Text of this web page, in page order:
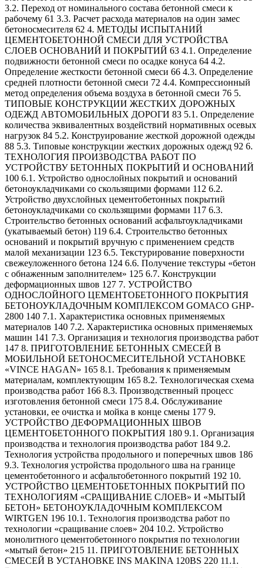
3.2. Переход от номинального состава бетонной смеси к
рабочему 61 3.3. Расчет расхода материалов на один замес
бетоносмесителя 62 4. МЕТОДЫ ИСПЫТАНИЙ
ЦЕМЕНТОБЕТОННОЙ СМЕСИ ДЛЯ УСТРОЙСТВА
СЛОЕВ ОСНОВАНИЙ И ПОКРЫТИЙ 63 4.1. Определение
подвижности бетонной смеси по осадке конуса 64 4.2.
Определение жесткости бетонной смеси 66 4.3. Определение
средней плотности бетонной смеси 72 4.4. Компрессионный
метод определения объема воздуха в бетонной смеси 76 5.
ТИПОВЫЕ КОНСТРУКЦИИ ЖЕСТКИХ ДОРОЖНЫХ
ОДЕЖД АВТОМОБИЛЬНЫХ ДОРОГИ 83 5.1. Определение
количества эквивалентных воздействий нормативных осевых
нагрузок 84 5.2. Конструирование жесткой дорожной одежды
88 5.3. Типовые конструкции жестких дорожных одежд 92 6.
ТЕХНОЛОГИЯ ПРОИЗВОДСТВА РАБОТ ПО
УСТРОЙСТВУ БЕТОННЫХ ПОКРЫТИЙ И ОСНОВАНИЙ
100 6.1. Устройство однослойных покрытий и оснований
бетоноукладчиками со скользящими формами 112 6.2.
Устройство двухслойных цементобетонных покрытий
бетоноукладчиками со скользящими формами 117 6.3.
Строительство бетонных оснований асфальтоукладчиками
(укатываемый бетон) 119 6.4. Строительство бетонных
оснований и покрытий вручную с применением средств
малой механизации 123 6.5. Текстурирование поверхности
свежеуложенного бетона 124 6.6. Получение текстуры «бетон
с обнаженным заполнителем» 125 6.7. Конструкции
деформационных швов 127 7. УСТРОЙСТВО
ОДНОСЛОЙНОГО ЦЕМЕНТОБЕТОННОГО ПОКРЫТИЯ
БЕТОНОУКЛАДОЧНЫМ КОМПЛЕКСОМ GOMACO GHP-
2800 140 7.1. Характеристика основных применяемых
материалов 140 7.2. Характеристика основных применяемых
машин 141 7.3. Организация и технология производства работ
147 8. ПРИГОТОВЛЕНИЕ БЕТОННЫХ СМЕСЕЙ В
МОБИЛЬНОЙ БЕТОНОСМЕСИТЕЛЬНОЙ УСТАНОВКЕ
«VINCE HAGAN» 165 8.1. Требования к применяемым
материалам, комплектующим 165 8.2. Технологическая схема
производства работ 166 8.3. Производственный процесс
изготовления бетонной смеси 175 8.4. Обслуживание
установки, ее очистка и мойка в конце смены 177 9.
УСТРОЙСТВО ДЕФОРМАЦИОННЫХ ШВОВ
ЦЕМЕНТОБЕТОННОГО ПОКРЫТИЯ 180 9.1. Организация
производства и технология производства работ 184 9.2.
Технология устройства продольного и поперечных швов 186
9.3. Технология устройства продольного шва на границе
цементобетонного и асфальтобетонного покрытий 192 10.
УСТРОЙСТВО ЦЕМЕНТОБЕТОННЫХ ПОКРЫТИЙ ПО
ТЕХНОЛОГИЯМ «СРАЩИВАНИЕ СЛОЕВ» И «МЫТЫЙ
БЕТОН» БЕТОНОУКЛАДОЧНЫМ КОМПЛЕКСОМ
WIRTGEN 196 10.1. Технология производства работ по
технологии «сращивание слоев» 204 10.2. Устройство
монолитного цементобетонного покрытия по технологии
«мытый бетон» 215 11. ПРИГОТОВЛЕНИЕ БЕТОННЫХ
СМЕСЕЙ В УСТАНОВКЕ INS MAKINA 120BS 220 11.1.